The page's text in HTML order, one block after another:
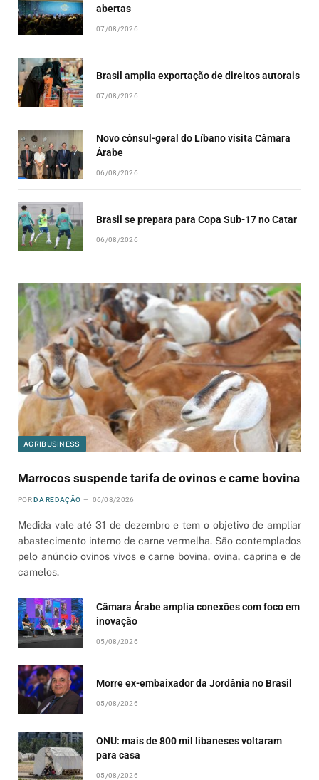
abertas
07/08/2026
Brasil amplia exportação de direitos autorais
07/08/2026
Novo cônsul-geral do Líbano visita Câmara
Árabe
06/08/2026
Brasil se prepara para Copa Sub-17 no Catar
06/08/2026
AGRIBUSINESS
Marrocos suspende tarifa de ovinos e carne bovina
POR DA REDAÇÃO 06/08/2026
Medida vale até 31 de dezembro e tem o objetivo de ampliar
abastecimento interno de carne vermelha. São contemplados
pelo anúncio ovinos vivos e carne bovina, ovina, caprina e de
camelos.
Câmara Árabe amplia conexões com foco em
inovação
05/08/2026
Morre ex-embaixador da Jordânia no Brasil
05/08/2026
ONU: mais de 800 mil libaneses voltaram
para casa
05/08/2026